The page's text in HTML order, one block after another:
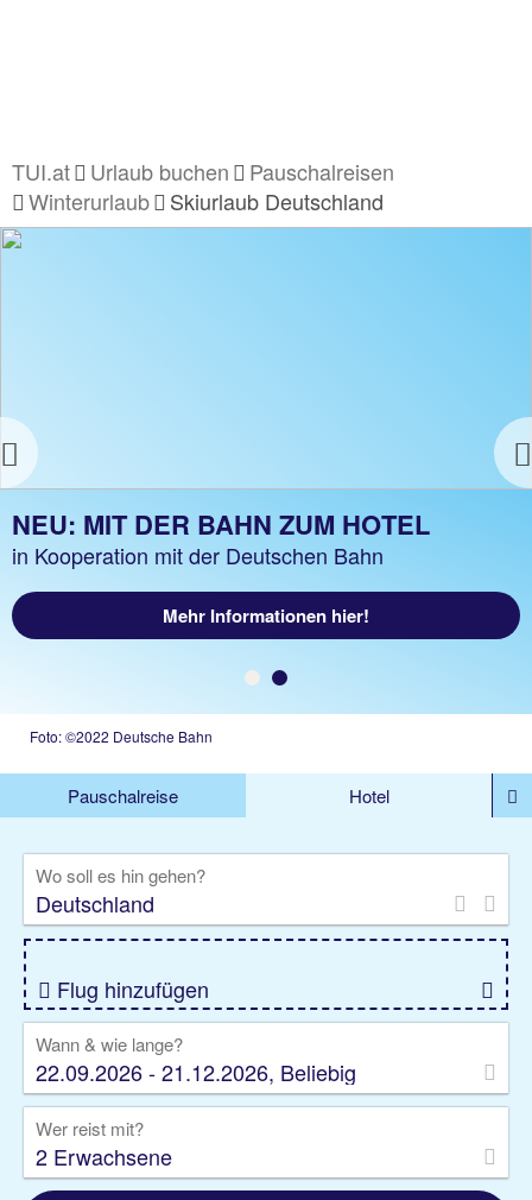
TUI.at Urlaub buchen
Pauschalreisen
Winterurlaub
Skiurlaub Deutschland
Previous
SKIURLAUB IN DEUTSCHLAND
Hotelangebote ab 39 €
Jetzt buchen!
NEU: MIT DER BAHN ZUM HOTEL
in Kooperation mit der Deutschen Bahn
Mehr Informationen hier!
Foto: ©2022 Deutsche Bahn
Pauschalreise
Hotel
Rundreise
Kreuzfahrt
Gruppenreise
Camper Privattransfer
Wo soll es hin gehen?
Flug hinzufügen
Wann & wie lange?
22.09.2026 - 21.12.2026, Beliebig
Wer reist mit?
2 Erwachsene